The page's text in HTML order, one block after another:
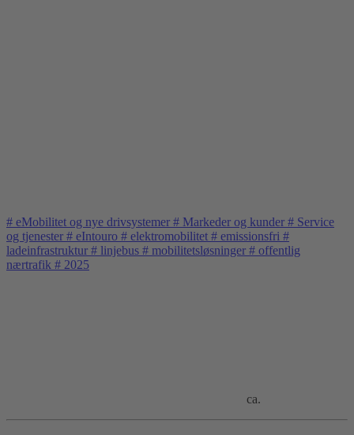
# eMobilitet og nye drivsystemer # Markeder og kunder # Service
og tjenester # eIntouro # elektromobilitet # emissionsfri #
ladeinfrastruktur # linjebus # mobilitetsløsninger # offentlig
nærtrafik # 2025
ca.